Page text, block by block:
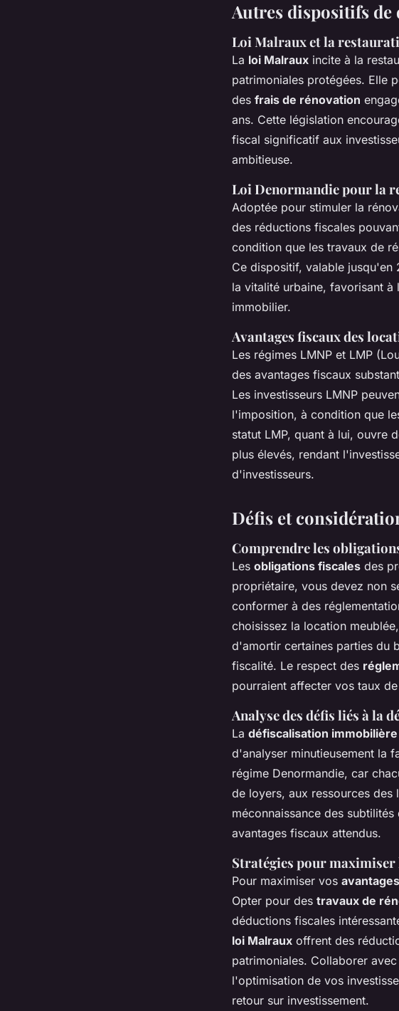
Autres dispositifs
Loi Malraux et la
La loi Malraux incite à la
patrimoniales protégées. Elle
des frais de rénovation
ans. Cette législation
fiscal significatif aux
ambitieuse.
Loi Denormandie pour la
Adoptée pour stimuler la
des réductions fiscales
condition que les travaux de
Ce dispositif, valable jusqu'en
la vitalité urbaine, favorisant
immobilier.
Avantages fiscaux des
Les régimes LMNP et LMP
des avantages fiscaux
Les investisseurs LMNP
l'imposition, à condition que
statut LMP, quant à lui, ouvre
plus élevés, rendant
d'investisseurs.
Défis et
Comprendre les
Les obligations fiscales des
propriétaire, vous devez non
conformer à des
choisissez la location
d'amortir certaines parties du
fiscalité. Le respect des
pourraient affecter vos taux
Analyse des défis liés à la
La défiscalisation immobilière
d'analyser minutieusement la
régime Denormandie, car
de loyers, aux ressources des
méconnaissance des
avantages fiscaux attendus.
Stratégies pour maximiser
Pour maximiser vos
Opter pour des travaux de
déductions fiscales
loi Malraux offrent des
patrimoniales. Collaborer
l'optimisation de vos
retour sur investissement.